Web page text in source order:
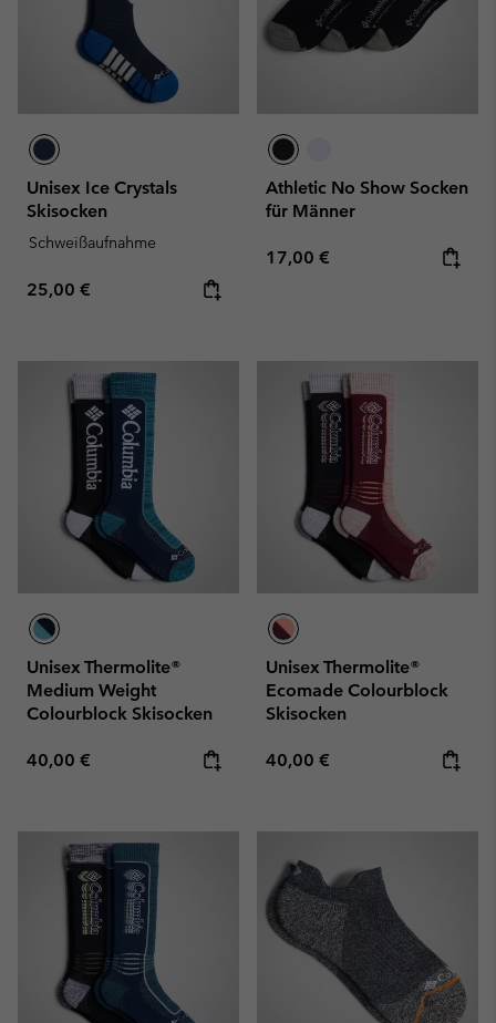
Unisex Ice Crystals
Skisocken
Schweißaufnahme
Regular price:
25,00 €
Athletic No Show Socken
für Männer
Regular price:
17,00 €
Unisex Thermolite®
Medium Weight
Colourblock Skisocken
Regular price:
40,00 €
Unisex Thermolite®
Ecomade Colourblock
Skisocken
Regular price:
40,00 €